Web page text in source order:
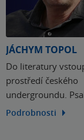
JÁCHYM TOPOL
Do literatury
prostředí českého
undergroundu.
pro kapelu Psí
Podrobnosti